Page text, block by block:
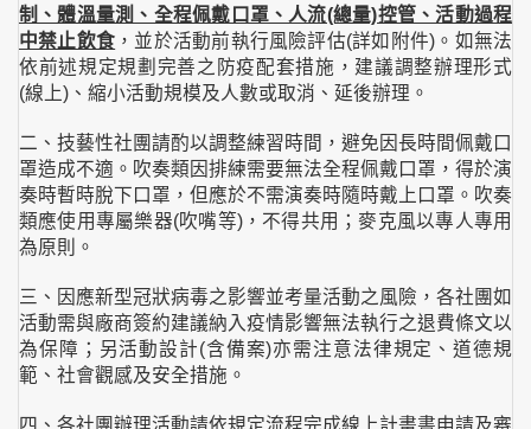
制、體溫量測、全程佩戴口罩、人流(總量)控管、活動過程
中禁止飲食 ，並於活動前執行風險評估(詳如附件)。如無法
依前述規定規劃完善之防疫配套措施，建議調整辦理形式
(線上)、縮小活動規模及人數或取消、延後辦理。
二、技藝性社團請酌以調整練習時間，避免因長時間佩戴口
罩造成不適。吹奏類因排練需要無法全程佩戴口罩，得於演
奏時暫時脫下口罩，但應於不需演奏時隨時戴上口罩。吹奏
類應使用專屬樂器(吹嘴等)，不得共用；麥克風以專人專用
為原則。
三、因應新型冠狀病毒之影響並考量活動之風險，各社團如
活動需與廠商簽約建議納入疫情影響無法執行之退費條文以
為保障；另活動設計(含備案)亦需注意法律規定、道德規
範、社會觀感及安全措施。
四、各社團辦理活動請依規定流程完成線上計畫書申請及審